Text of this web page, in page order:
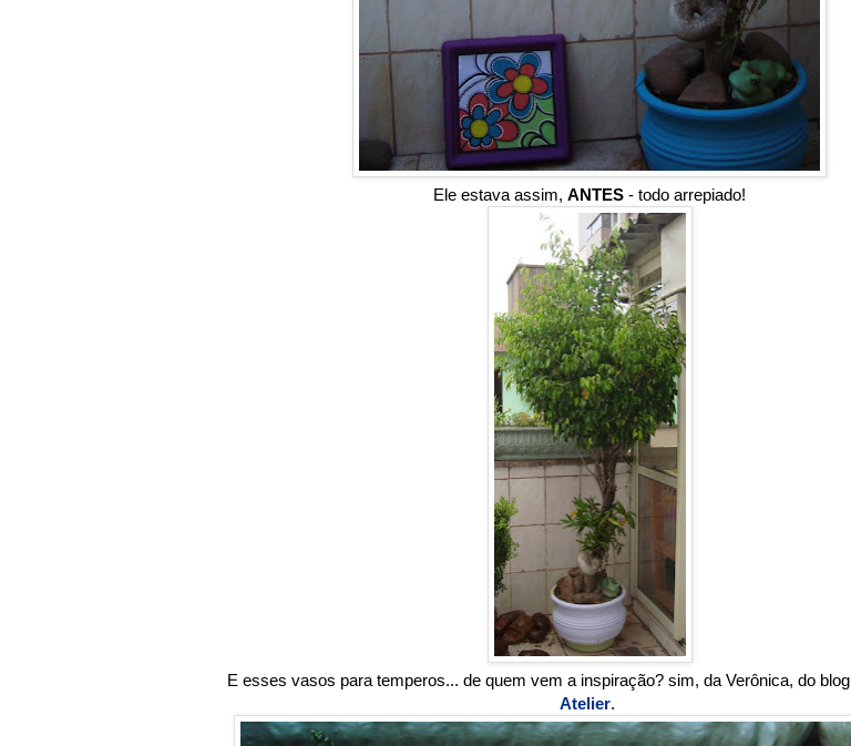
Ele estava assim, ANTES - todo arrepiado!
E esses vasos para temperos... de quem vem a inspiração? sim, da Verônica, do blog
Atelier.